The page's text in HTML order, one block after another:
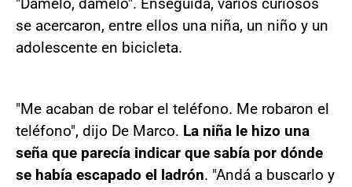
se acercaron, entre ellos una niña, un niño y un
adolescente en bicicleta.
"Me acaban de robar el teléfono. Me robaron el
teléfono", dijo De Marco. La niña le hizo una
seña que parecía indicar que sabía por dónde
se había escapado el ladrón. "Andá a buscarlo y